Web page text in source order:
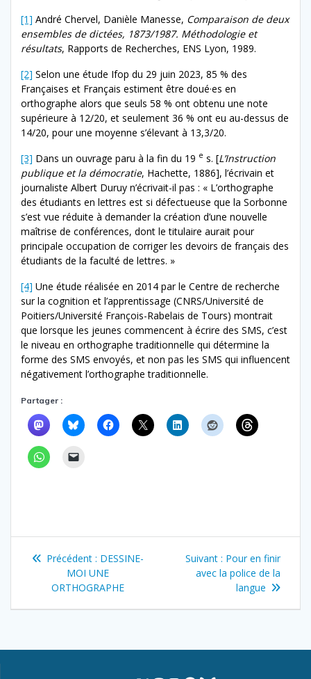
[1] André Chervel, Danièle Manesse, Comparaison de deux
ensembles de dictées, 1873/1987. Méthodologie et
résultats, Rapports de Recherches, ENS Lyon, 1989.
[2] Selon une étude Ifop du 29 juin 2023, 85 % des
Françaises et Français estiment être doué·es en
orthographe alors que seuls 58 % ont obtenu une note
supérieure à 12/20, et seulement 36 % ont eu au-dessus de
14/20, pour une moyenne s’élevant à 13,3/20.
[3] Dans un ouvrage paru à la fin du 19 e s. [L’Instruction
publique et la démocratie, Hachette, 1886], l’écrivain et
journaliste Albert Duruy n’écrivait-il pas : « L’orthographe
des étudiants en lettres est si défectueuse que la Sorbonne
s’est vue réduite à demander la création d’une nouvelle
maîtrise de conférences, dont le titulaire aurait pour
principale occupation de corriger les devoirs de français des
étudiants de la faculté de lettres. »
[4] Une étude réalisée en 2014 par le Centre de recherche
sur la cognition et l’apprentissage (CNRS/Université de
Poitiers/Université François-Rabelais de Tours) montrait
que lorsque les jeunes commencent à écrire des SMS, c’est
le niveau en orthographe traditionnelle qui détermine la
forme des SMS envoyés, et non pas les SMS qui influencent
négativement l’orthographe traditionnelle.
Partager :
Navigation
l’article
Précédent : Article
précédent
:
DESSINE-
MOI UNE
ORTHOGRAPHE
Suivant : Article
suivant
Pour en finir
avec la police de la
langue